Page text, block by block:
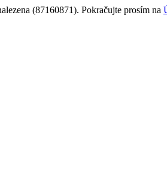
(87160871). Pokračujte prosím na